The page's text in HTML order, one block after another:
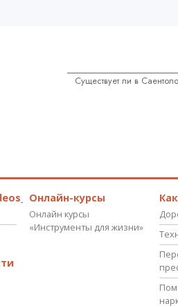
Существует ли в
Онлайн-курсы
Онлайн курсы
«Инструменты для жизни»